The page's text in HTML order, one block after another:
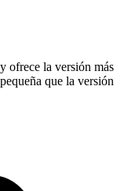
ofrece la versión más
que la versión